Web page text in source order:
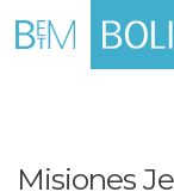
Misiones